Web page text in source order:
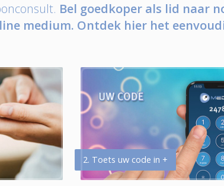
Bel goedkoper als lid naar
medium. Ontdek hier het
2. Toets uw code in +